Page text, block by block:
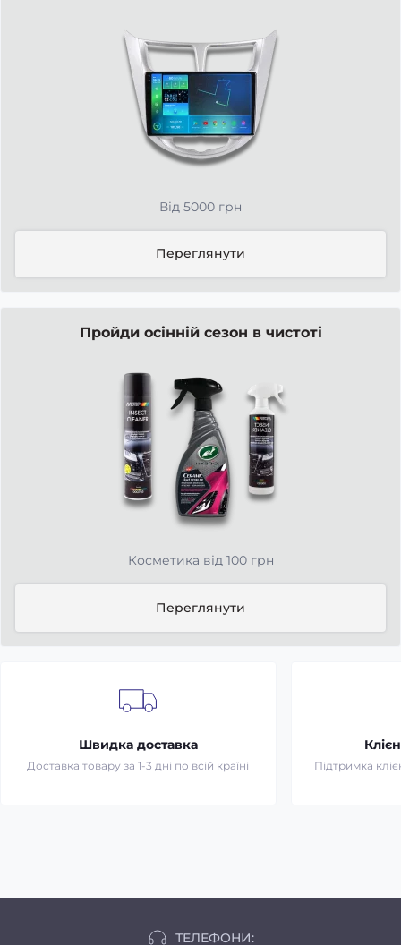
Від 5000 грн
Переглянути
Пройди осінній сезон в чистоті
Косметика від 100 грн
Переглянути
Швидка доставка
Доставка товару за 1-3 дні по всій країні Підтримка
ТЕЛЕФОНИ: